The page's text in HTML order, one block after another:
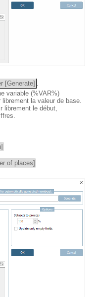
[Generate]
variable (%VAR%)
la valeur de base.
librement le début,
of places]